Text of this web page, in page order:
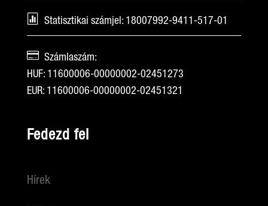
 Statisztikai számjel: 18007992-9411-517-01
Számlaszám:
HUF: 11600006-00000002-02451273
EUR: 11600006-00000002-02451321
Fedezd fel
Hírek